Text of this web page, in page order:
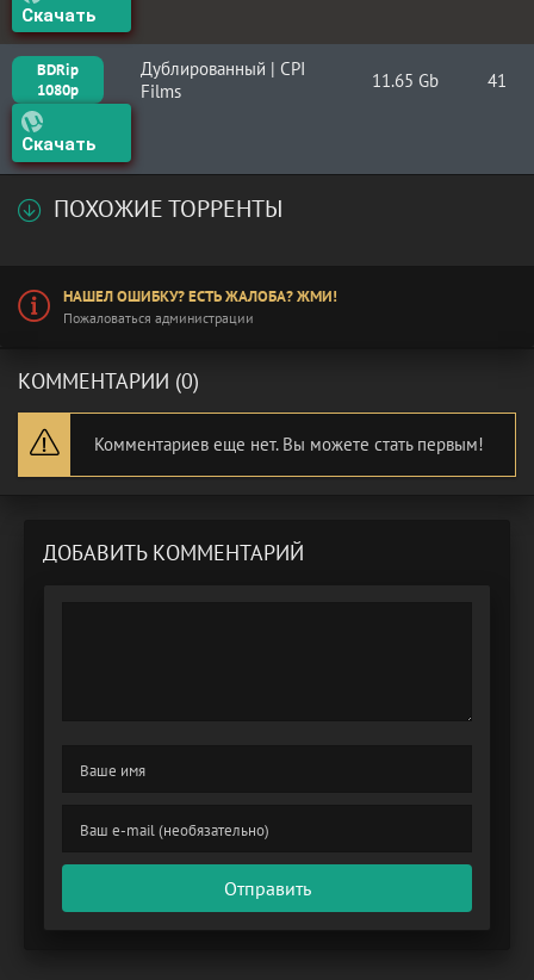
Скачать
BDRip
1080p
Дублированный | CPI
Films
11.65 Gb 41
Скачать
ПОХОЖИЕ ТОРРЕНТЫ
НАШЕЛ ОШИБКУ? ЕСТЬ ЖАЛОБА? ЖМИ!
Пожаловаться администрации
КОММЕНТАРИИ (0)
Комментариев еще нет. Вы можете стать первым!
ДОБАВИТЬ КОММЕНТАРИЙ
Отправить